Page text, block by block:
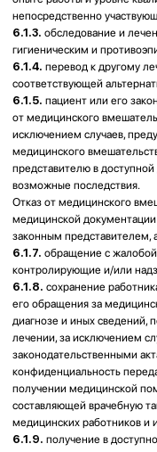
уведомлением о возможных рисках.
7.6. Клиника вправе использовать
видеоматериалы, полученные в
информационных материалах, при
позволяющих идентифицировать
8. ОТВЕТСТВЕННОСТЬ
8.1. Сторона, не исполнившая или
исполнившая обязательства по
ответственность в соответствии с
Республики Казахстан.
Клиника освобождается от
ненадлежащее исполнение настоящего
стало нарушение Пациентом условий
Казахстан.
8.3.Клиника не несет ответственности
услуг в случаях: предоставления
информации; невыполнения назначений;
самовольного изменения схемы
указанных в инструкциях;
услуг Клиникой; осложнений, связанных
особенностями организма.
8.4. При возникновении
Клиники, последняя имеет право
услуг по настоящему Договору до
оказанных Клиникой услуг.
8.5.В случае причинения ущерба
возместить причиненный ущерб в
настоящим Договором.
9. ПОРЯДОК РАЗРЕШЕНИЯ
9.1.Все споры и разногласия,
настоящего Договора, стороны
переговоров.
9.2.При наличии претензий Пациент
письменным заявлением (претензией),
или направленным на официальный